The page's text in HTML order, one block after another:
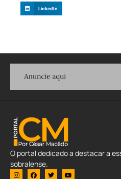
LinkedIn
O portal dedicado a destacar a
sobralense.